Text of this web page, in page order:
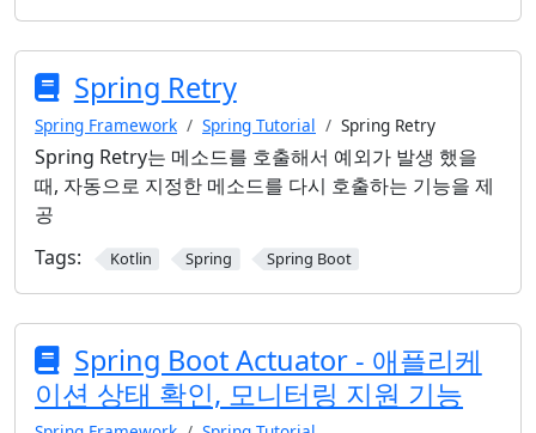
Spring Retry
Spring Framework Spring Tutorial Spring Retry
Spring Retry는 메소드를 호출해서 예외가 발생 했을
때, 자동으로 지정한 메소드를 다시 호출하는 기능을 제
공
Tags:
Kotlin Spring Spring Boot
Spring Boot Actuator - 애플리케
이션 상태 확인, 모니터링 지원 기능